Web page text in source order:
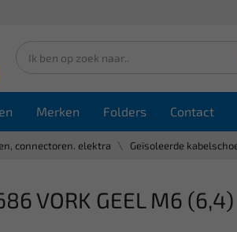
Merken Folders Contact
connectoren. elektra Geïsoleerde
VORK GEEL M6